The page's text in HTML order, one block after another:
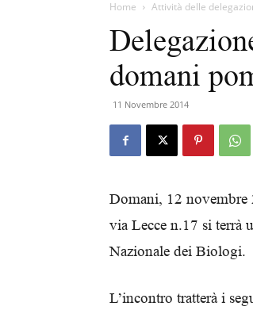
Home Attività delle
domani
11 Novembre 2014
Domani, 12 novembre
via Lecce n.17 si terrà
Nazionale dei Biologi.
L’incontro tratterà i